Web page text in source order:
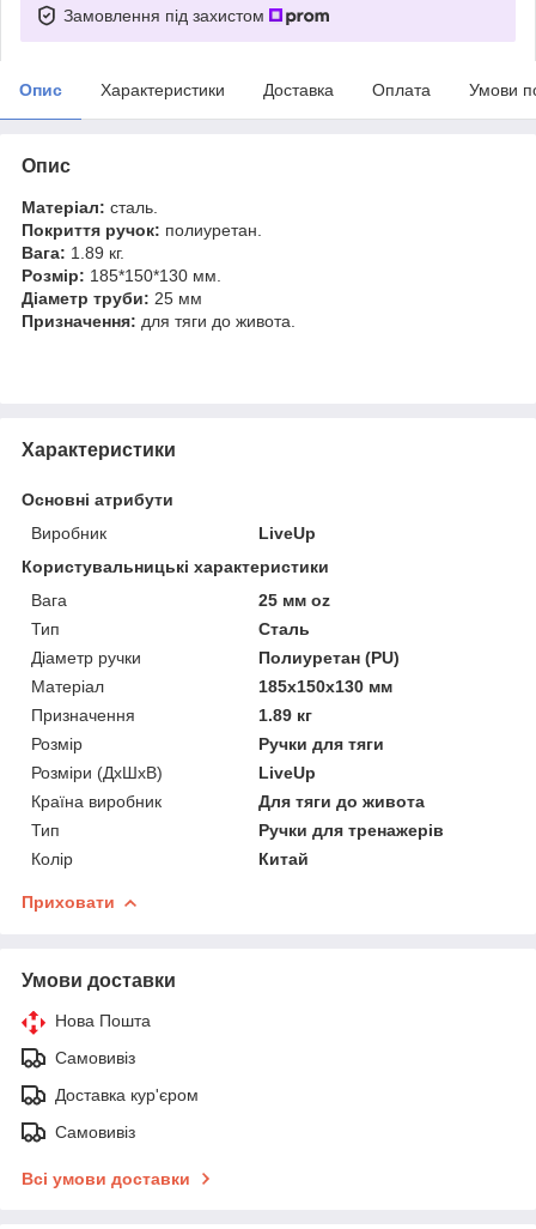
Замовлення під захистом
Опис Характеристики Доставка Оплата Умови
Опис
Матеріал: сталь.
Покриття ручок: полиуретан.
Вага: 1.89 кг.
Розмір: 185*150*130 мм.
Діаметр труби: 25 мм
Призначення: для тяги до живота.
Характеристики
Основні атрибути
Виробник
LiveUp
Користувальницькі характеристики
Вага
25 мм oz
Тип
Сталь
Діаметр ручки
Полиуретан (PU)
Матеріал
185x150x130 мм
Призначення
1.89 кг
Розмір
Ручки для тяги
Розміри (ДхШхВ)
LiveUp
Країна виробник
Для тяги до живота
Тип
Ручки для тренажерів
Колір
Китай
Приховати
Умови доставки
Нова Пошта
Самовивіз
Доставка кур'єром
Самовивіз
Всі умови доставки